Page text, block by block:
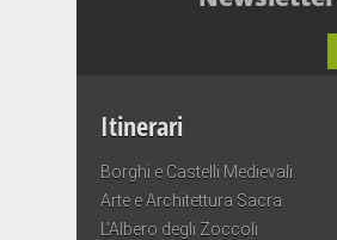
Itinerari
Borghi e Castelli Medievali
Arte e Architettura Sacra
L’Albero degli Zoccoli